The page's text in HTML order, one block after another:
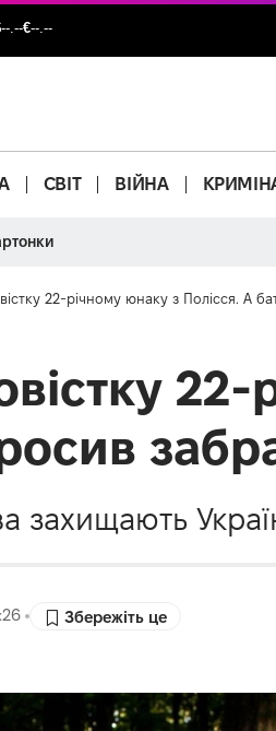
--.--€--.--
СВІТ ВІЙНА
22-річному юнаку з Полісся. А
захищають